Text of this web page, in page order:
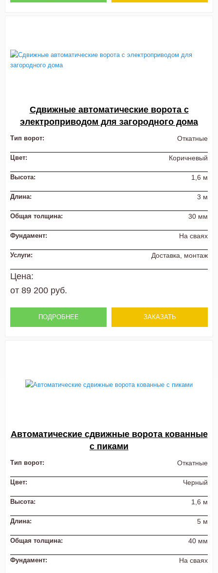
Сдвижные автоматические ворота с
электроприводом для загородного дома
Тип ворот: Откатные
Цвет: Коричневый
Высота: 1,6 м
Длина: 3 м
Общая толщина: 30 мм
Фундамент: На сваях
Услуги: Доставка, монтаж
Цена:
от 89 200 руб.
ПОДРОБНЕЕ ЗАКАЗАТЬ
Автоматические сдвижные ворота кованные
с пиками
Тип ворот: Откатные
Цвет: Черный
Высота: 1,6 м
Длина: 5 м
Общая толщина: 40 мм
Фундамент: На сваях